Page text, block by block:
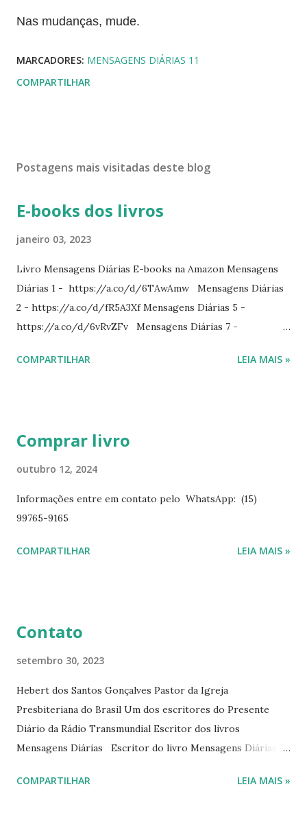
Nas mudanças, mude.
MARCADORES: MENSAGENS DIÁRIAS 11
COMPARTILHAR
Postagens mais visitadas deste blog
E-books dos livros
janeiro 03, 2023
Livro Mensagens Diárias E-books na Amazon Mensagens
Diárias 1 - https://a.co/d/6TAwAmw Mensagens Diárias
2 - https://a.co/d/fR5A3Xf Mensagens Diárias 5 -
https://a.co/d/6vRvZFv Mensagens Diárias 7 -
https://a.co/d/h4iP1oj Mensagens Diárias 10 -
Mensagens Diárias 4 -
mensagens diárias traz uma meditação para cada dia do
ano. Passagens bíblicas, ilustrações, histórias
Diário da Rádio Trans mundial a mais de 15 anos. Escreveu o
COMPARTILHAR LEIA MAIS »
Comprar livro
outubro 12, 2024
Informações entre em contato pelo WhatsApp: (15)
99765-9165
COMPARTILHAR LEIA MAIS »
Contato
setembro 30, 2023
Hebert dos Santos Gonçalves Pastor da Igreja
Presbiteriana do Brasil Um dos escritores do Presente
Diário da Rádio Transmundial Escritor dos livros
Mensagens Diárias Escritor do livro Mensagens Diárias da
livromensagensdiarias@gmail.com Whatsapp: (15) 99765-
COMPARTILHAR LEIA MAIS »